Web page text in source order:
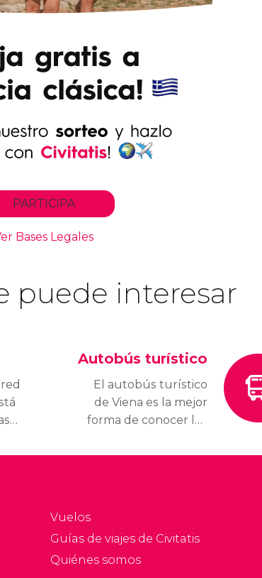
puede interesar
Autobús turístico
El autobús turístico
de Viena es la mejor
forma de conocer los
monumentos y
Vuelos
Guías de viajes de Civitatis
Quiénes somos